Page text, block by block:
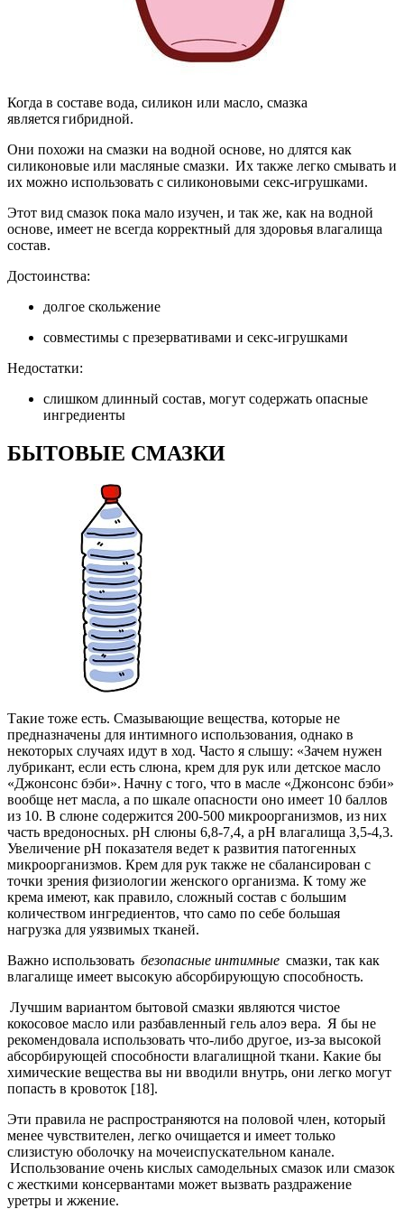
Когда в составе вода, силикон или масло, смазка
является гибридной.
Они похожи на смазки на водной основе, но длятся как
силиконовые или масляные смазки. Их также легко смывать и
их можно использовать с силиконовыми секс-игрушками.
Этот вид смазок пока мало изучен, и так же, как на водной
основе, имеет не всегда корректный для здоровья влагалища
состав.
Достоинства:
долгое скольжение
совместимы с презервативами и секс-игрушками
Недостатки:
слишком длинный состав, могут содержать опасные
ингредиенты
БЫТОВЫЕ СМАЗКИ
Такие тоже есть. Смазывающие вещества, которые не
предназначены для интимного использования, однако в
некоторых случаях идут в ход. Часто я слышу: «Зачем нужен
лубрикант, если есть слюна, крем для рук или детское масло
«Джонсонс бэби». Начну с того, что в масле «Джонсонс бэби»
вообще нет масла, а по шкале опасности оно имеет 10 баллов
из 10. В слюне содержится 200-500 микроорганизмов, из них
часть вредоносных. pH слюны 6,8-7,4, а pH влагалища 3,5-4,3.
Увеличение рН показателя ведет к развития патогенных
микроорганизмов. Крем для рук также не сбалансирован с
точки зрения физиологии женского организма. К тому же
крема имеют, как правило, сложный состав с большим
количеством ингредиентов, что само по себе большая
нагрузка для уязвимых тканей.
Важно использовать безопасные интимные смазки, так как
влагалище имеет высокую абсорбирующую способность.
Лучшим вариантом бытовой смазки являются чистое
кокосовое масло или разбавленный гель алоэ вера. Я бы не
рекомендовала использовать что-либо другое, из-за высокой
абсорбирующей способности влагалищной ткани. Какие бы
химические вещества вы ни вводили внутрь, они легко могут
попасть в кровоток [18].
Эти правила не распространяются на половой член, который
менее чувствителен, легко очищается и имеет только
слизистую оболочку на мочеиспускательном канале.
Использование очень кислых самодельных смазок или смазок
с жесткими консервантами может вызвать раздражение
уретры и жжение.